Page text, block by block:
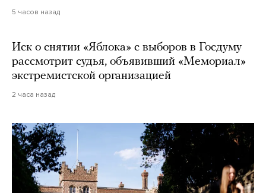
5 часов назад
Иск о снятии «Яблока» с выборов в Госдуму
рассмотрит судья, объявивший «Мемориал»
экстремистской организацией
2 часа назад